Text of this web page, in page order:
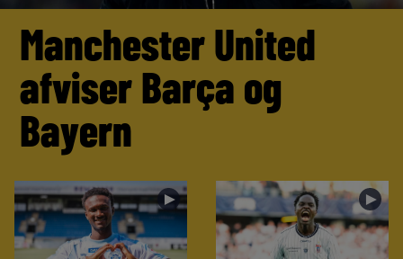
Manchester United
afviser Barça og
Bayern
► ►